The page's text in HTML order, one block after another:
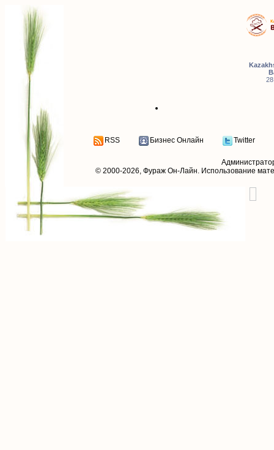
RSS Бизнес Онлайн Twitter
© 2000-2026, Фураж Он-Лайн. Использование